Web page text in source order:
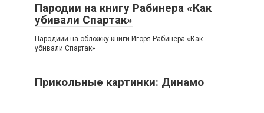
Пародии на книгу Рабинера «Как
убивали Спартак»
Пародиии на обложку книги Игоря Рабинера «Как
убивали Спартак»
Прикольные картинки: Динамо